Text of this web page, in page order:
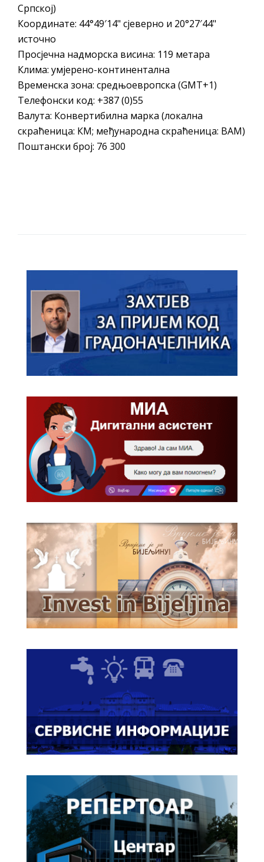
Обавјештење за предузетника - Вера
Српској)
Координате: 44°49′14" сјеверно и 20°27′44"
источно
Просјечна надморска висина: 119 метара
Клима: умјерено-континентална
Временска зона: средњоевропска (GMT+1)
Телефонски код: +387 (0)55
Валута: Конвертибилна марка (локална
скраћеница: КМ; међународна скраћеница: BAM)
Поштански број: 76 300